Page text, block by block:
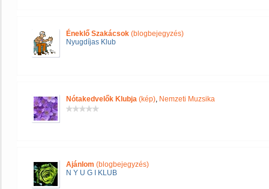
Éneklő Szakácsok (blogbejegyzés)
Nyugdíjas Klub
Nótakedvelők Klubja (kép), Nemzeti Muzsika
Ajánlom (blogbejegyzés)
N Y U G I KLUB